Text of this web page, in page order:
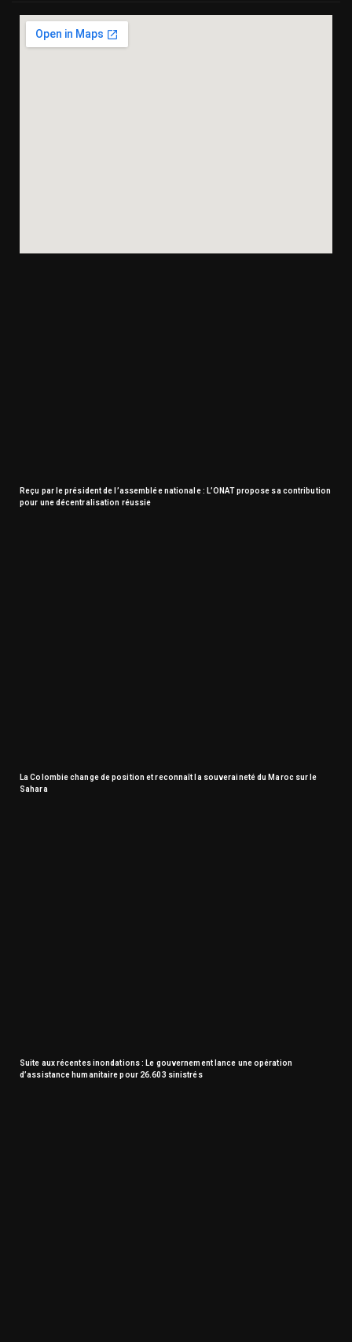
Reçu par le président de l’assemblée nationale : L’ONAT propose sa contribution
pour une décentralisation réussie
La Colombie change de position et reconnaît la souveraineté du Maroc sur le
Sahara
Suite aux récentes inondations : Le gouvernement lance une opération
d’assistance humanitaire pour 26.603 sinistrés